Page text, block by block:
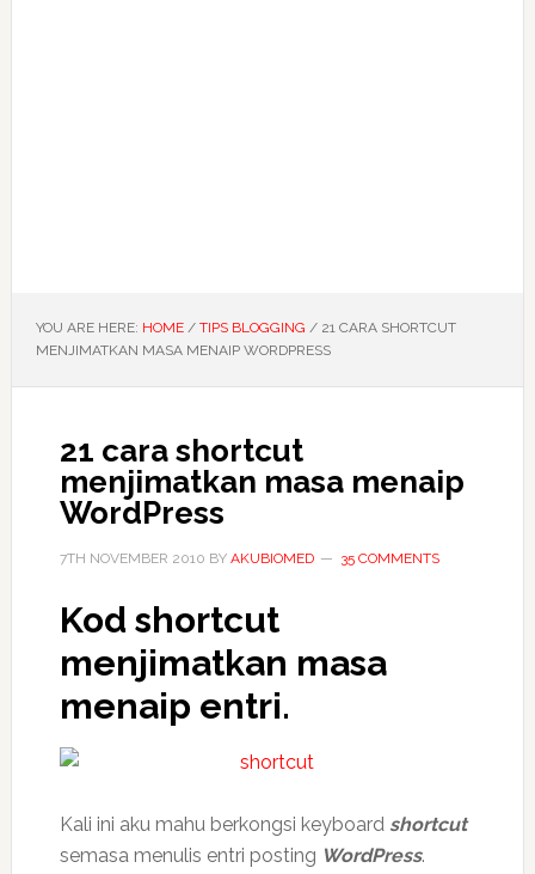
YOU ARE HERE: HOME / TIPS BLOGGING /21 CARA SHORTCUT
MENJIMATKAN MASA MENAIP WORDPRESS
21 cara shortcut
menjimatkan masa menaip
WordPress
7TH NOVEMBER 2010 BY AKUBIOMED 35 COMMENTS
Kod shortcut
menjimatkan masa
menaip entri.
Kali ini aku mahu berkongsi keyboard shortcut
semasa menulis entri posting WordPress.